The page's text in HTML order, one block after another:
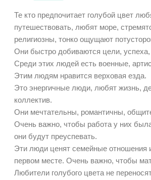
Те кто предпочитает голубой цвет
путешествовать, любят море,
религиозны, тонко ощущают
Они быстро добиваются цели, успеха,
Среди этих людей есть военные,
Этим людям нравится верховая езда.
Это энергичные люди, любят жизнь,
коллектив.
Они мечтательны, романтичны,
Очень важно, чтобы работа у них
они будут преуспевать.
Эти люди ценят семейные отношения
первом месте. Очень важно, чтобы
Любители голубого цвета не